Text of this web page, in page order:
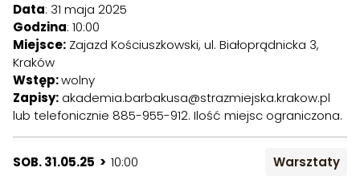
Data: 31 maja 2025
Godzina: 10:00
Miejsce: Zajazd Kościuszkowski, ul. Białoprądnicka 3,
Kraków
Wstęp:wolny
Zapisy: akademia.barbakusa@strazmiejska.krakow.pl
lub telefonicznie 885-955-912. Ilość miejsc ograniczona.
SOB. 31.05.25 > 10:00 Warsztaty